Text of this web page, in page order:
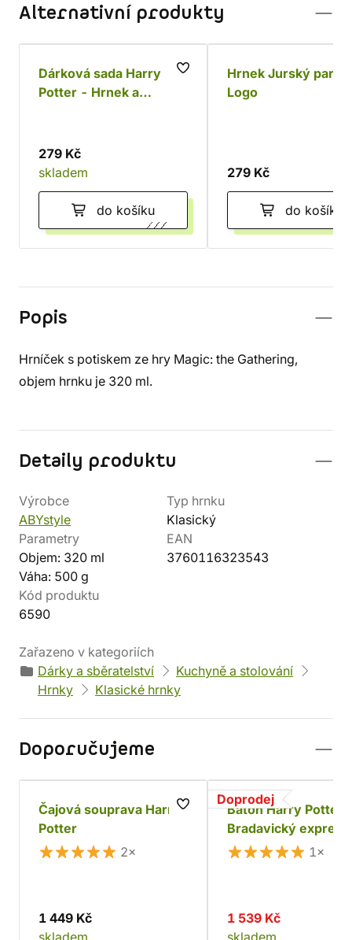
Alternativní produkty
Dárková sada Harry
Potter - Hrnek a
279 Kč
skladem
do košíku
Hrnek Jurský park -
Logo
279 Kč
do košíku
Popis
Hrníček s potiskem ze hry Magic: the Gathering,
objem hrnku je 320 ml.
Detaily produktu
Výrobce
ABYstyle
Typ hrnku
Klasický
Parametry
Objem: 320 ml
Váha: 500 g
EAN
3760116323543
Kód produktu
6590
Zařazeno v kategoriích
Dárky a sběratelství
Kuchyně a stolování
Hrnky
Klasické hrnky
Doporučujeme
Čajová souprava Harry
Potter
2×
1 449 Kč
skladem
Doprodej
Batoh Harry Potter
Bradavický expres
1×
1 539 Kč
skladem